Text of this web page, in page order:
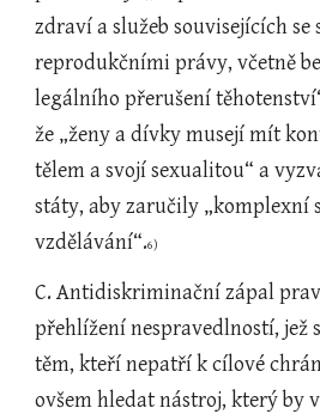
zdraví a služeb souvisejících
reprodukčními právy, včetně
legálního přerušení
že „ženy a dívky musejí mít
tělem a svojí sexualitou“ a
státy, aby zaručily „komplexní
vzdělávání“.6)
C. Antidiskriminační zápal
přehlížení nespravedlností, jež
těm, kteří nepatří k cílové
ovšem hledat nástroj, který by